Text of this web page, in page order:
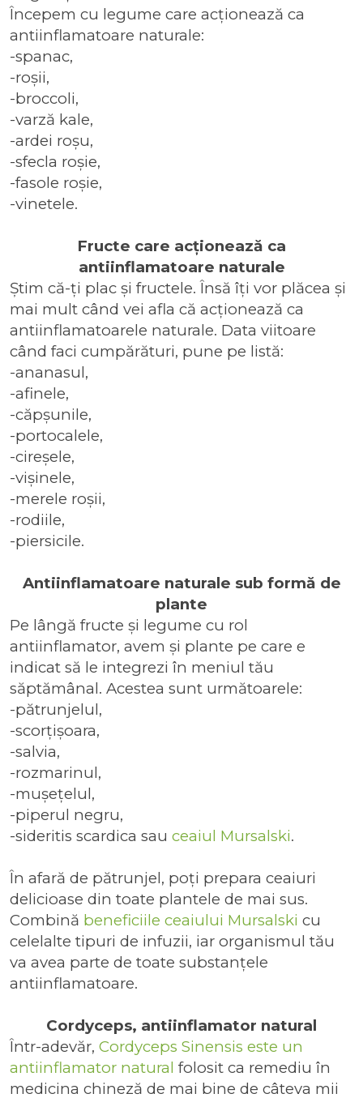
Începem cu legume care acționează ca
antiinflamatoare naturale:
-spanac,
-roșii,
-broccoli,
-varză kale,
-ardei roșu,
-sfecla roșie,
-fasole roșie,
-vinetele.
Fructe care acționează ca
antiinflamatoare naturale
Știm că-ți plac și fructele. Însă îți vor plăcea și
mai mult când vei afla că acționează ca
antiinflamatoarele naturale. Data viitoare
când faci cumpărături, pune pe listă:
-ananasul,
-afinele,
-căpșunile,
-portocalele,
-cireșele,
-vișinele,
-merele roșii,
-rodiile,
-piersicile.
Antiinflamatoare naturale sub formă de
plante
Pe lângă fructe și legume cu rol
antiinflamator, avem și plante pe care e
indicat să le integrezi în meniul tău
săptămânal. Acestea sunt următoarele:
-pătrunjelul,
-scorțișoara,
-salvia,
-rozmarinul,
-mușețelul,
-piperul negru,
-sideritis scardica sau ceaiul Mursalski.
În afară de pătrunjel, poți prepara ceaiuri
delicioase din toate plantele de mai sus.
Combină beneficiile ceaiului Mursalski cu
celelalte tipuri de infuzii, iar organismul tău
va avea parte de toate substanțele
antiinflamatoare.
Cordyceps, antiinflamator natural
Într-adevăr, Cordyceps Sinensis este un
antiinflamator natural folosit ca remediu în
medicina chineză de mai bine de câteva mii